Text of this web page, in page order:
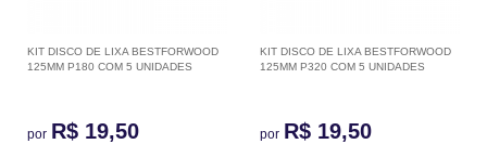
KIT DISCO DE LIXA BESTFORWOOD
125MM P180 COM 5 UNIDADES
por R$ 19,50
KIT DISCO DE LIXA BESTFORWOOD
125MM P320 COM 5 UNIDADES
por R$ 19,50